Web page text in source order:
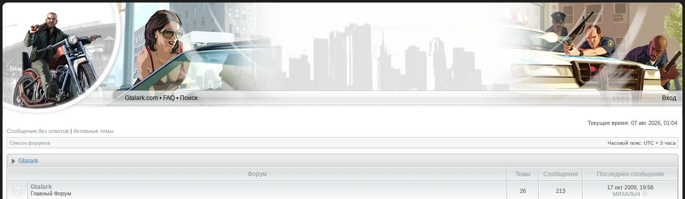
Gtalark.com •FAQ•Поиск Вход
Текущее время: 07 авг 2026, 01:04
Сообщения без ответов | Активные темы
Список форумов Часовой пояс: UTC + 3 часа
Gtalark
Форум
Темы Сообщения
Последнее сообщение
Gtalark
Главный Форум 26 213
17 окт 2009, 19:56
МИХАЛЫ4